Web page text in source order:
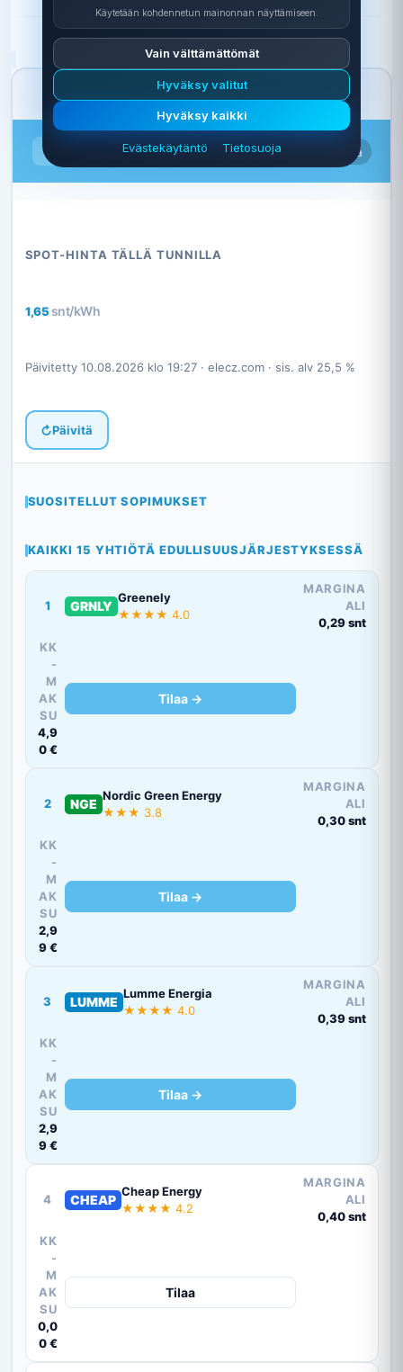
⚡
Sähköale.fi
Pörssisähkön hintavertailu
Sisältää affiliate-linkkejä
SPOT-HINTA TÄLLÄ TUNNILLA
1,65 snt/kWh
Päivitetty 10.08.2026 klo 19:27 · elecz.com · sis. alv 25,5 %
↻Päivitä
SUOSITELLUT SOPIMUKSET
KAIKKI 15 YHTIÖTÄ EDULLISUUSJÄRJESTYKSESSÄ
1 GRNLY
Greenely
★★★★ 4.0
MARGINA
ALI
0,29 snt
KK
-
M
AK
SU
4,9
0 €
Tilaa →
2 NGE
Nordic Green Energy
★★★ 3.8
MARGINA
ALI
0,30 snt
KK
-
M
AK
SU
2,9
9 €
Tilaa →
3 LUMME
Lumme Energia
★★★★ 4.0
MARGINA
ALI
0,39 snt
KK
-
M
AK
SU
2,9
9 €
Tilaa →
4 CHEAP
Cheap Energy
★★★★ 4.2
MARGINA
ALI
0,40 snt
KK
-
M
AK
SU
0,0
0 €
Tilaa
Käytetään kohdennetun mainonnan näyttämiseen.
Vain välttämättömät
Hyväksy valitut
Hyväksy kaikki
Evästekäytäntö Tietosuoja